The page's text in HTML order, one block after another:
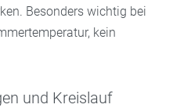
Besonders wichtig bei
kein
und Kreislauf